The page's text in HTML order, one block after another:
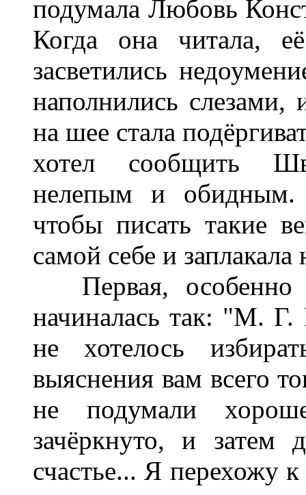
подумала Любовь
Когда она читала,
засветились
наполнились слезами,
на шее стала
хотел сообщить
нелепым и
чтобы писать такие
самой себе и
Первая, особенно
начиналась так: "М.
не хотелось
выяснения вам всего
не подумали
зачёркнуто, и затем
счастье... Я перехожу